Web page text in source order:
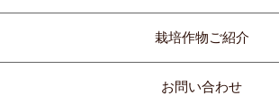
栽培作物ご紹介
お問い合わせ